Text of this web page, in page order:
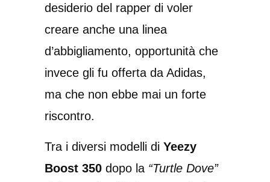
desiderio del rapper di voler
creare anche una linea
d’abbigliamento, opportunità che
invece gli fu offerta da Adidas,
ma che non ebbe mai un forte
riscontro.
Tra i diversi modelli di Yeezy
Boost 350 dopo la “Turtle Dove”